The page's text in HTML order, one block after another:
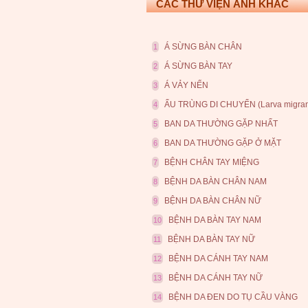
CÁC THƯ VIỆN ẢNH KHÁC
1 Á SỪNG BÀN CHÂN
2 Á SỪNG BÀN TAY
3 Á VẢY NẾN
4 ẤU TRÙNG DI CHUYỂN (Larva
5 BAN DA THƯỜNG GẶP NHẤT
6 BAN DA THƯỜNG GẶP Ở MẶT
7 BỆNH CHÂN TAY MIỆNG
8 BỆNH DA BÀN CHÂN NAM
9 BỆNH DA BÀN CHÂN NỮ
10 BỆNH DA BÀN TAY NAM
11 BỆNH DA BÀN TAY NỮ
12 BỆNH DA CÁNH TAY NAM
13 BỆNH DA CÁNH TAY NỮ
14 BỆNH DA ĐEN DO TỤ CẦU VÀNG